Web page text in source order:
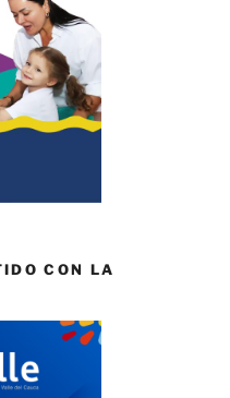
CON LA